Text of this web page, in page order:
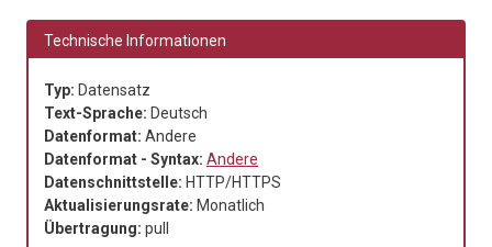
Technische Informationen
Typ: Datensatz
Text-Sprache: Deutsch
Datenformat: Andere
Datenformat - Syntax: Andere
Datenschnittstelle: HTTP/HTTPS
Aktualisierungsrate: Monatlich
Übertragung: pull